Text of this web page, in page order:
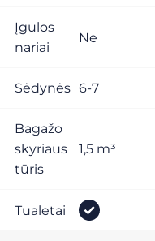
Įgulos
nariai
Ne
Sėdynės 6-7
Bagažo
skyriaus
tūris
1,5 m³
Tualetai